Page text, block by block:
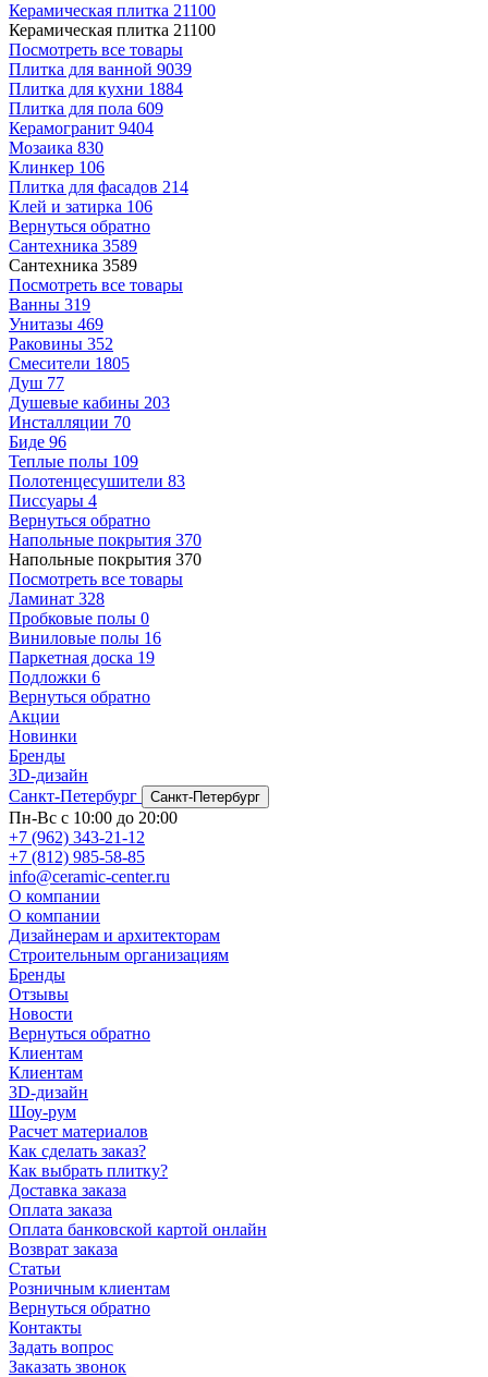
Керамическая плитка 21100
Керамическая плитка 21100
Посмотреть все товары
Плитка для ванной 9039
Плитка для кухни 1884
Плитка для пола 609
Керамогранит 9404
Мозаика 830
Клинкер 106
Плитка для фасадов 214
Клей и затирка 106
Вернуться обратно
Сантехника 3589
Сантехника 3589
Посмотреть все товары
Ванны 319
Унитазы 469
Раковины 352
Смесители 1805
Душ 77
Душевые кабины 203
Инсталляции 70
Биде 96
Теплые полы 109
Полотенцесушители 83
Писсуары 4
Вернуться обратно
Напольные покрытия 370
Напольные покрытия 370
Посмотреть все товары
Ламинат 328
Пробковые полы 0
Виниловые полы 16
Паркетная доска 19
Подложки 6
Вернуться обратно
Акции
Новинки
Бренды
3D-дизайн
Санкт-Петербург
Санкт-Петербург
Пн-Вс с 10:00 до 20:00
+7 (962) 343-21-12
+7 (812) 985-58-85
info@ceramic-center.ru
О компании
О компании
Дизайнерам и архитекторам
Строительным организациям
Бренды
Отзывы
Новости
Вернуться обратно
Клиентам
Клиентам
3D-дизайн
Шоу-рум
Расчет материалов
Как сделать заказ?
Как выбрать плитку?
Доставка заказа
Оплата заказа
Оплата банковской картой онлайн
Возврат заказа
Статьи
Розничным клиентам
Вернуться обратно
Контакты
Задать вопрос
Заказать звонок